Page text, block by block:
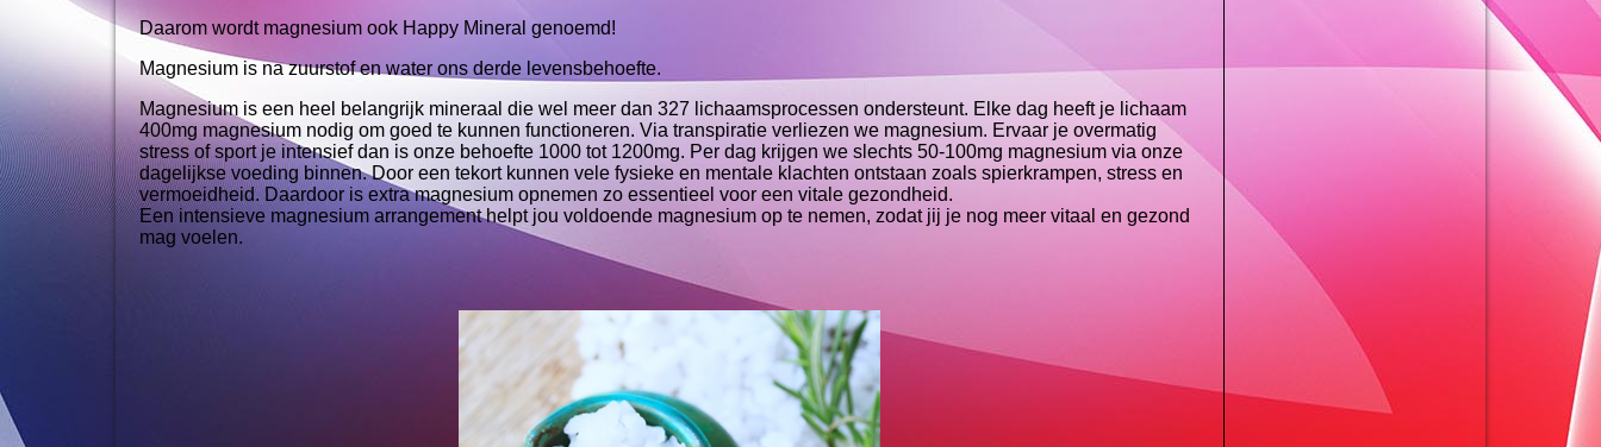
Daarom wordt magnesium ook Happy Mineral genoemd!
Magnesium is na zuurstof en water ons derde levensbehoefte.
Magnesium is een heel belangrijk mineraal die wel meer dan 327 lichaamsprocessen ondersteunt. Elke dag heeft je lichaam
400mg magnesium nodig om goed te kunnen functioneren. Via transpiratie verliezen we magnesium. Ervaar je overmatig
stress of sport je intensief dan is onze behoefte 1000 tot 1200mg. Per dag krijgen we slechts 50-100mg magnesium via onze
dagelijkse voeding binnen. Door een tekort kunnen vele fysieke en mentale klachten ontstaan zoals spierkrampen, stress en
vermoeidheid. Daardoor is extra magnesium opnemen zo essentieel voor een vitale gezondheid.
Een intensieve magnesium arrangement helpt jou voldoende magnesium op te nemen, zodat jij je nog meer vitaal en gezond
mag voelen.